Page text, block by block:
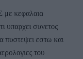
κεφαλαια
υπαρχει συνετος
πυστεψει εστω και
του